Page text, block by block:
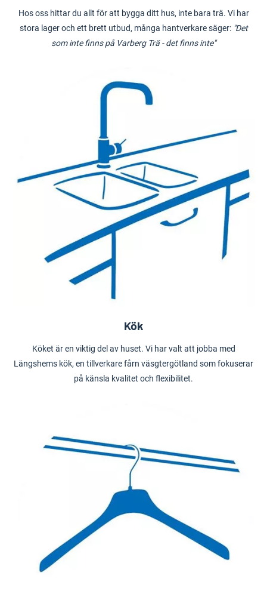
Hos oss hittar du allt för att bygga ditt hus, inte bara trä. Vi har
stora lager och ett brett utbud, många hantverkare säger: "Det
som inte finns på Varberg Trä - det finns inte"
Kök
Köket är en viktig del av huset. Vi har valt att jobba med
Längshems kök, en tillverkare fårn väsgtergötland som fokuserar
på känsla kvalitet och flexibilitet.